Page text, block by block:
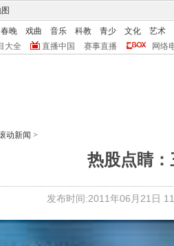
春晚 戏曲 音乐 科教 青少 文化
艺术
大全 直播中国 赛事直播 网络
动新闻 >
热股点睛：
发布时间:2011年06月21日